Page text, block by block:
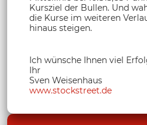
Kursziel der Bullen. Und
die Kurse im weiteren
hinaus steigen.
Ich wünsche Ihnen viel
Ihr
Sven Weisenhaus
www.stockstreet.de